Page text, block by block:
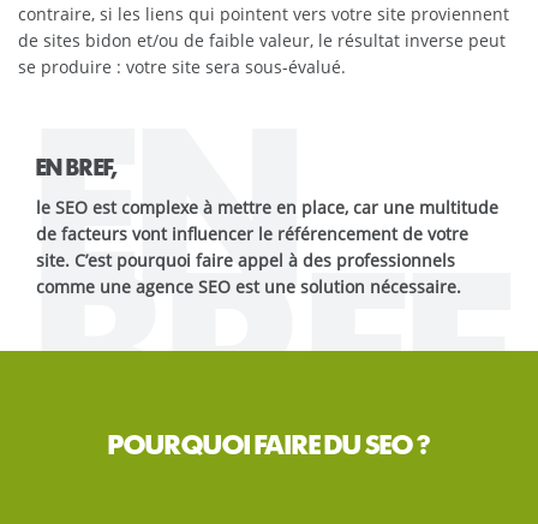
contraire, si les liens qui pointent vers votre site proviennent
de sites bidon et/ou de faible valeur, le résultat inverse peut
se produire : votre site sera sous-évalué.
EN
BREF
EN BREF,
le SEO est complexe à mettre en place, car une multitude
de facteurs vont influencer le référencement de votre
site. C’est pourquoi faire appel à des professionnels
comme une agence SEO est une solution nécessaire.
POURQUOI FAIRE DU SEO ?